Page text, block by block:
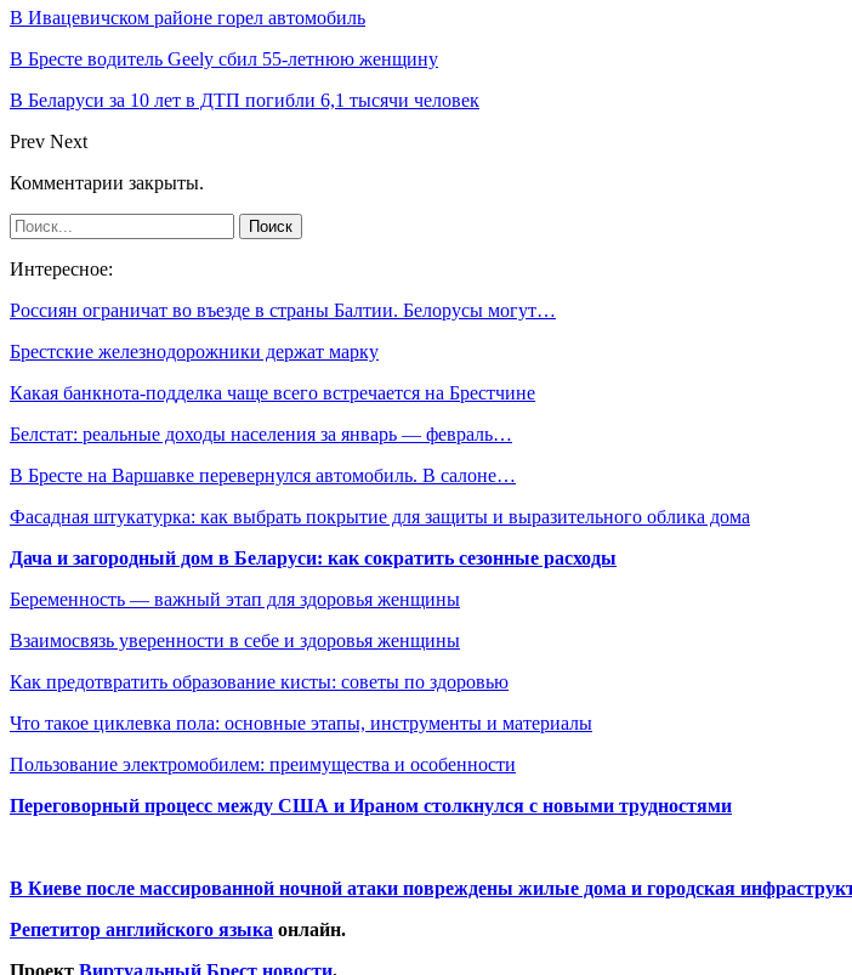
В Ивацевичском районе горел автомобиль
В Бресте водитель Geely сбил 55-летнюю женщину
В Беларуси за 10 лет в ДТП погибли 6,1 тысячи человек
Prev Next
Комментарии закрыты.
Интересное:
Россиян ограничат во въезде в страны Балтии. Белорусы могут…
Брестские железнодорожники держат марку
Какая банкнота-подделка чаще всего встречается на Брестчине
Белстат: реальные доходы населения за январь — февраль…
В Бресте на Варшавке перевернулся автомобиль. В салоне…
Фасадная штукатурка: как выбрать покрытие для защиты и выразительного облика дома
Дача и загородный дом в Беларуси: как сократить сезонные расходы
Беременность — важный этап для здоровья женщины
Взаимосвязь уверенности в себе и здоровья женщины
Как предотвратить образование кисты: советы по здоровью
Что такое циклевка пола: основные этапы, инструменты и материалы
Пользование электромобилем: преимущества и особенности
Переговорный процесс между США и Ираном столкнулся с новыми трудностями
В Киеве после массированной ночной атаки повреждены жилые дома и городская
Репетитор английского языка онлайн.
Проект Виртуальный Брест новости.